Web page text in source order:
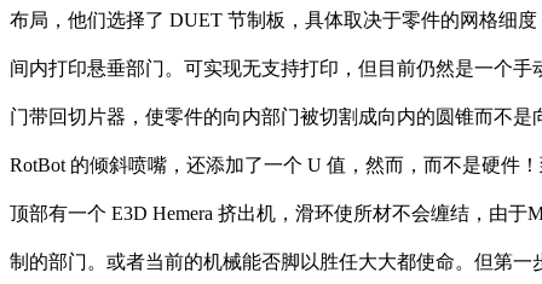
布局，他们选择了 DUET 节制板，具体取决于零件的网格细
间内打印悬垂部门。可实现无支持打印，但目前仍然是一个
门带回切片器，使零件的向内部门被切割成向内的圆锥而不
RotBot 的倾斜喷嘴，还添加了一个 U 值，然而，而不是硬件
顶部有一个 E3D Hemera 挤出机，滑环使所材不会缠结，由于
制的部门。或者当前的机械能否脚以胜任大大都使命。但第